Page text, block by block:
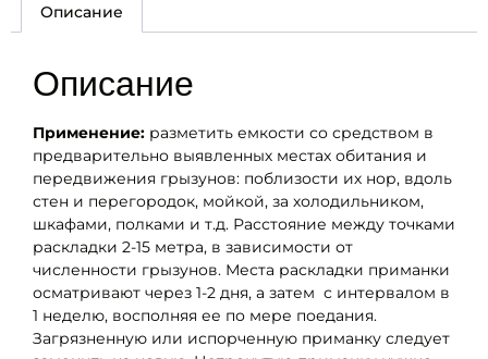
Описание
Описание
Применение: разметить емкости со средством в
предварительно выявленных местах обитания и
передвижения грызунов: поблизости их нор, вдоль
стен и перегородок, мойкой, за холодильником,
шкафами, полками и т.д. Расстояние между точками
раскладки 2-15 метра, в зависимости от
численности грызунов. Места раскладки приманки
осматривают через 1-2 дня, а затем с интервалом в
1 неделю, восполняя ее по мере поедания.
Загрязненную или испорченную приманку следует